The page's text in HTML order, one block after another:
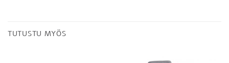
TUTUSTU MYÖS